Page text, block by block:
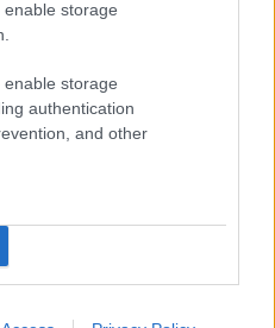
storage
storage
authentication
and other
λόγο, θα δεχτούμε με
αφόρετου προιόντος μέσα σε
παραλαβής του
τα προϊόντα που αγοράσατε και
όταν
ifos-shop.gr πουλήθηκαν
στο προϊόν.
μας αναλαμβάνει το κόστος της